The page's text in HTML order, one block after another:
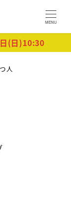
MENU
(日)10:30
人